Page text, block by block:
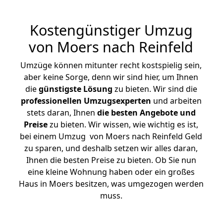
Kostengünstiger Umzug
von Moers nach Reinfeld
Umzüge können mitunter recht kostspielig sein,
aber keine Sorge, denn wir sind hier, um Ihnen
diegünstigste Lösung zu bieten. Wir sind die
professionellen Umzugsexperten und arbeiten
stets daran, Ihnen die besten Angebote und
Preisezu bieten. Wir wissen, wie wichtig es ist,
bei einem Umzug von Moers nach Reinfeld Geld
zu sparen, und deshalb setzen wir alles daran,
Ihnen die besten Preise zu bieten. Ob Sie nun
eine kleine Wohnung haben oder ein großes
Haus in Moers besitzen, was umgezogen werden
muss.